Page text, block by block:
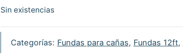
Sin existencias
Categorías: Fundas para cañas, Fundas 12ft,